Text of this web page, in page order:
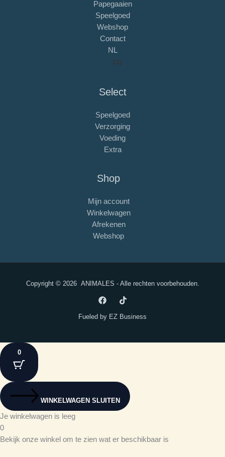
Papegaaien
Speelgoed
Webshop
Contact
NL
FR
Select
Speelgoed
Verzorging
Voeding
Extra
Shop
Mijn account
Winkelwagen
Afrekenen
Webshop
Copyright © 2026 ANIMALES - Alle rechten voorbehouden.
Fueled by EZ Business
0
WINKELWAGEN SLUITEN
Je winkelwagen is leeg
0
Bekijk onze winkel om te zien wat er beschikbaar is